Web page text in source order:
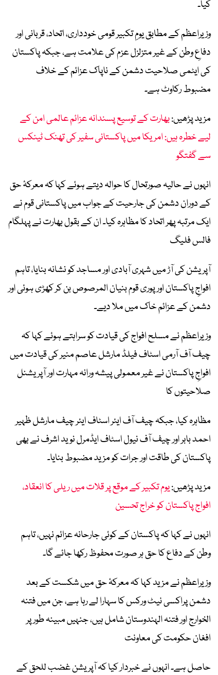
کیا۔
وزیراعظم کے مطابق یومِ تکبیر قومی خودداری، اتحاد، قربانی اور
دفاعِ وطن کے غیر متزلزل عزم کی علامت ہے، جبکہ پاکستان
کی ایٹمی صلاحیت دشمن کے ناپاک عزائم کے خلاف
مضبوط رکاوٹ ہے۔
مزید پڑھیں:بھارت کے توسیع پسندانہ عزائم عالمی امن کے
لیے خطرہ ہیں: امریکا میں پاکستانی سفیر کی تھنک ٹینکس
سے گفتگو
انہوں نے حالیہ صورتحال کا حوالہ دیتے ہوئے کہا کہ معرکۂ حق
کے دوران دشمن کی جارحیت کے جواب میں پاکستانی قوم نے
ایک مرتبہ پھر اتحاد کا مظاہرہ کیا۔ ان کے بقول بھارت نے پہلگام
فالس فلیگ
آپریشن کی آڑ میں شہری آبادی اور مساجد کو نشانہ بنایا، تاہم
افواجِ پاکستان اور پوری قوم بنیان المرصوص بن کر کھڑی ہوئی اور
دشمن کے عزائم خاک میں ملا دیے۔
وزیراعظم نے مسلح افواج کی قیادت کو سراہتے ہوئے کہا کہ
چیف آف آرمی اسٹاف فیلڈ مارشل عاصم منیر کی قیادت میں
افواجِ پاکستان نے غیر معمولی پیشہ ورانہ مہارت اور آپریشنل
صلاحیتوں کا
مظاہرہ کیا، جبکہ چیف آف ایئر اسٹاف ایئر چیف مارشل ظہیر
احمد بابر اور چیف آف نیول اسٹاف ایڈمرل نوید اشرف نے بھی
پاکستان کی طاقت اور جرات کو مزید مضبوط بنایا۔
مزید پڑھیں:یوم تکبیر کے موقع پر قلات میں ریلی کا انعقاد،
افواج پاکستان کو خراج تحسین
انہوں نے کہا کہ پاکستان کے کوئی جارحانہ عزائم نہیں، تاہم
وطن کے دفاع کا حق ہر صورت محفوظ رکھا جائے گا۔
وزیراعظم نے مزید کہا کہ معرکۂ حق میں شکست کے بعد
دشمن پراکسی نیٹ ورکس کا سہارا لے رہا ہے، جن میں فتنہ
الخوارج اور فتنہ الہندوستان شامل ہیں، جنہیں مبینہ طور پر
افغان حکومت کی معاونت
حاصل ہے۔ انہوں نے خبردار کیا کہ آپریشن غضب للحق کے